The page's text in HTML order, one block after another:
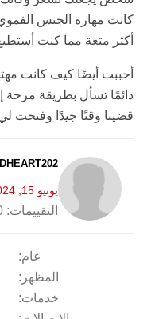
أكثر متعة مما كنت
أحببت أيضًا كيف كانت
دائمًا تسأل بطريقة مرحة
قضينا وقتًا جيدًا وفتحت
يونيو 15, 2024
التقييمات:
عام:
المظهر:
خدمات: